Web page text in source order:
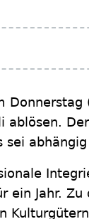
ablösen.
sei
ein Jahr.